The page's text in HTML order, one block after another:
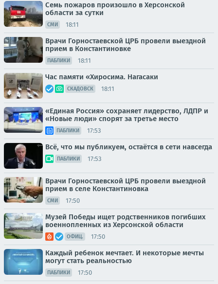
Семь пожаров произошло в Херсонской
области за сутки
СМИ 18:11
Врачи Горностаевской ЦРБ провели выездной
прием в Константиновке
ПАБЛИКИ 18:11
Час памяти «Хиросима. Нагасаки
СКАДОВСК 18:11
«Единая Россия» сохраняет лидерство, ЛДПР и
«Новые люди» спорят за третье место
ПАБЛИКИ 17:53
Всё, что мы публикуем, остаётся в сети навсегда
ПАБЛИКИ 17:53
Врачи Горностаевской ЦРБ провели выездной
прием в селе Константиновка
СМИ 17:50
Музей Победы ищет родственников погибших
военнопленных из Херсонской области
ОФИЦ. 17:50
Каждый ребенок мечтает. И некоторые мечты
могут стать реальностью
ПАБЛИКИ 17:50